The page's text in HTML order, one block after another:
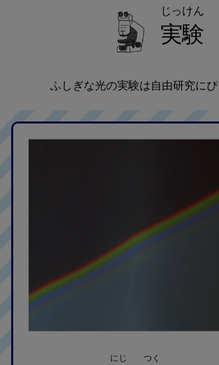
実験
じっけん
ふしぎな光の実験は自由研究にぴ
にじ つく